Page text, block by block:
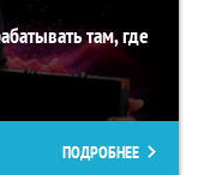
там, где
ПОДРОБНЕЕ